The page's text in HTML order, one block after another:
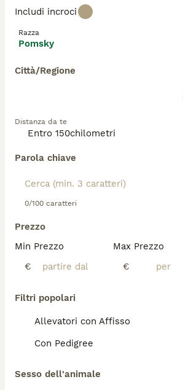
Includi incroci
Razza
Pomsky
Città/Regione
Distanza da te
Parola chiave
0/100 caratteri
Prezzo
Min Prezzo
€
Max Prezzo
€
Filtri popolari
Allevatori con Affisso
Con Pedigree
Sesso dell'animale